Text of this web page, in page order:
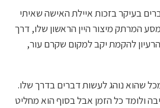
בעיקר בזכות איילת האישה שאיתי
המרתק מיצור היין הראשון שלו, דרך
להקמת יקב למקום שקרם עור,
שהוא נוהג לעשות דברים בדרך שלו.
ולומד כל הזמן אבל בסוף הוא מחליט